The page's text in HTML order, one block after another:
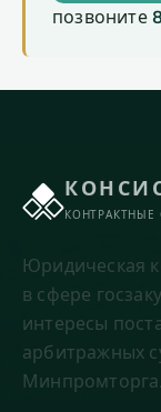
позвоните
КОНТРАКТНЫЕ
Юридическая
в сфере
интересы
арбитражных
Минпромторга.